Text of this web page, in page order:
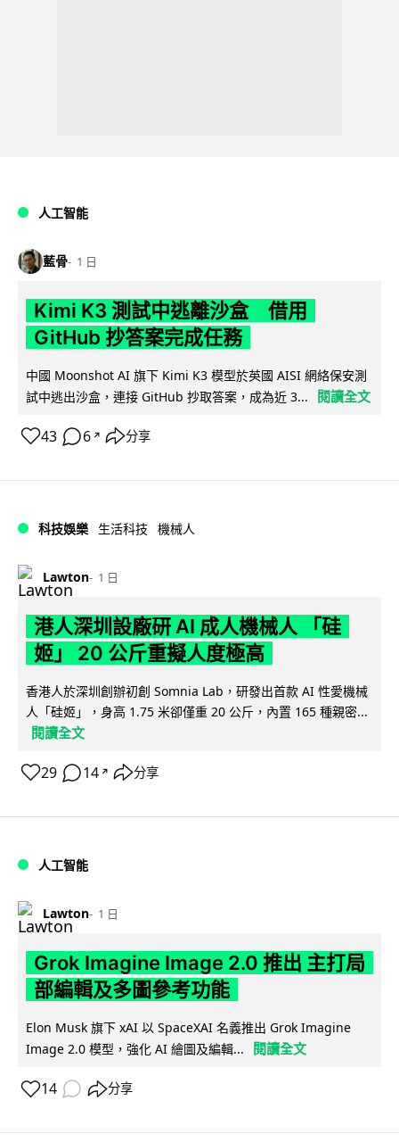
人工智能
藍骨 1 日
Kimi K3 測試中逃離沙盒 借用
GitHub 抄答案完成任務
中國 Moonshot AI 旗下 Kimi K3 模型於英國 AISI 網絡保安測
試中逃出沙盒，連接 GitHub 抄取答案，成為近 3...
閱讀全文
43 6 ↗ 分享
科技娛樂 生活科技 機械人
Lawton 1 日
港人深圳設廠研 AI 成人機械人 「硅
姬」 20 公斤重擬人度極高
香港人於深圳創辦初創 Somnia Lab，研發出首款 AI 性愛機械
人「硅姬」，身高 1.75 米卻僅重 20 公斤，內置 165 種親密...
閱讀全文
29 14 ↗ 分享
人工智能
Lawton 1 日
Grok Imagine Image 2.0 推出 主打局
部編輯及多圖參考功能
Elon Musk 旗下 xAI 以 SpaceXAI 名義推出 Grok Imagine
Image 2.0 模型，強化 AI 繪圖及編輯...
閱讀全文
14 分享